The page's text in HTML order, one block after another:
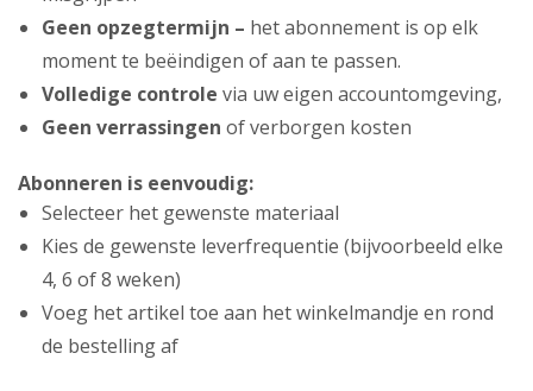
Geen opzegtermijn – het abonnement is op elk
moment te beëindigen of aan te passen.
Volledige controle via uw eigen accountomgeving,
Geen verrassingen of verborgen kosten
Abonneren is eenvoudig:
Selecteer het gewenste materiaal
Kies de gewenste leverfrequentie (bijvoorbeeld elke
4, 6 of 8 weken)
Voeg het artikel toe aan het winkelmandje en rond
de bestelling af